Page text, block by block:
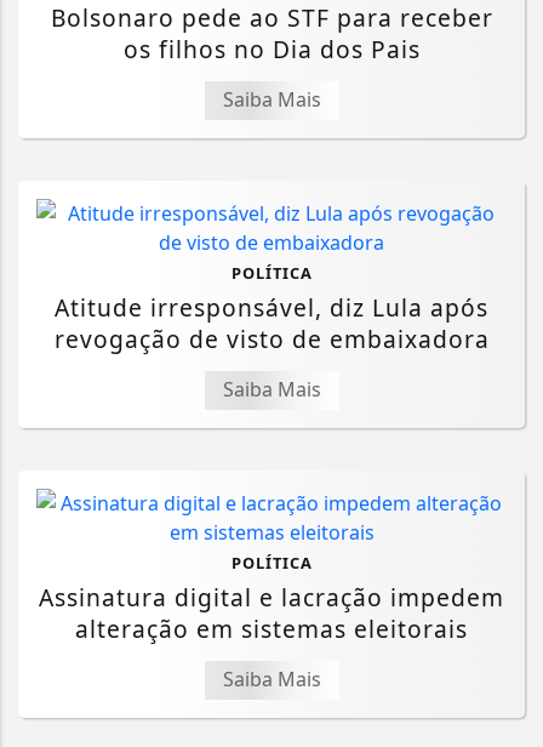
Bolsonaro pede ao STF para receber
os filhos no Dia dos Pais
Saiba Mais
POLÍTICA
Atitude irresponsável, diz Lula após
revogação de visto de embaixadora
Saiba Mais
POLÍTICA
Assinatura digital e lacração impedem
alteração em sistemas eleitorais
Saiba Mais